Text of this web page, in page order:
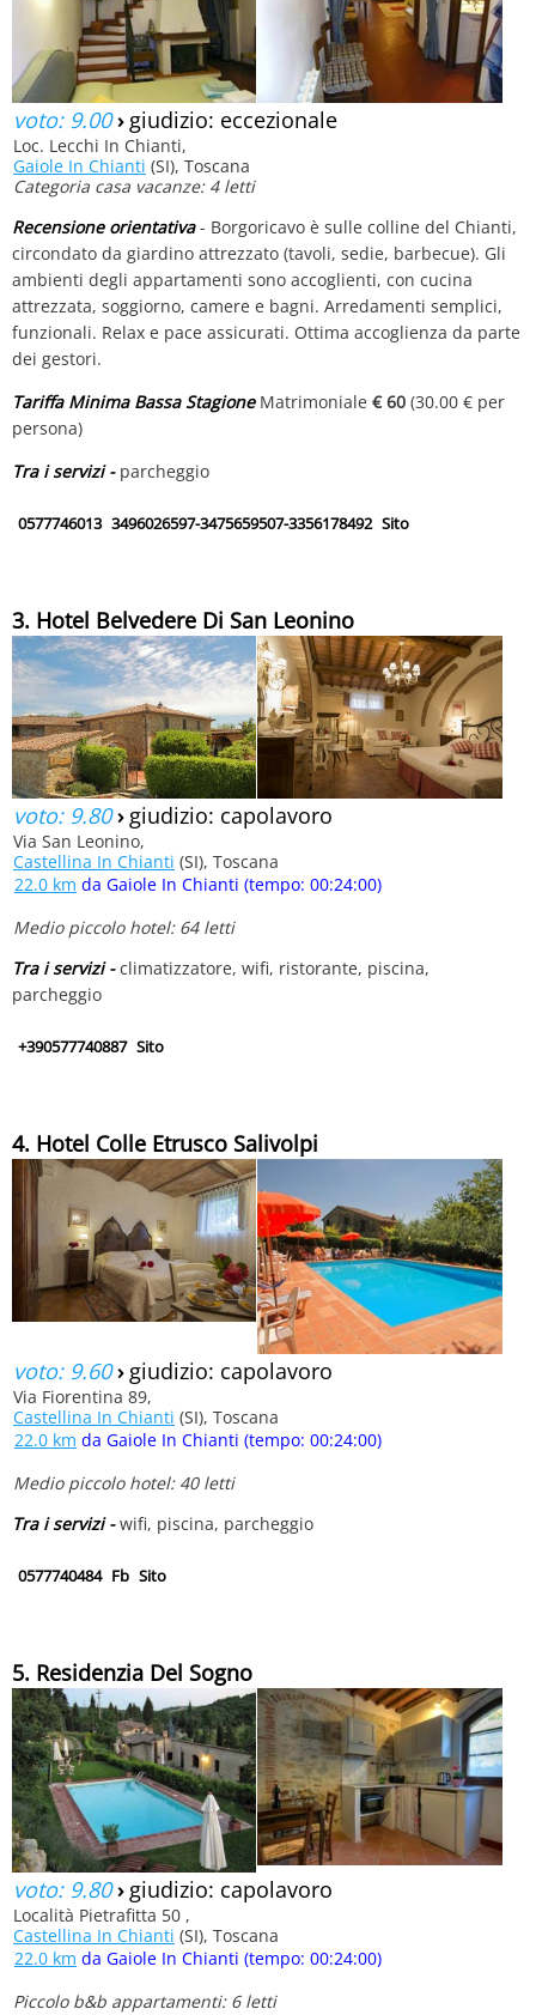
voto: 9.00› giudizio: eccezionale
Loc. Lecchi In Chianti,
Gaiole In Chianti (SI), Toscana
Categoria casa vacanze: 4 letti
Recensione orientativa- Borgoricavo è sulle colline del Chianti,
circondato da giardino attrezzato (tavoli, sedie, barbecue). Gli
ambienti degli appartamenti sono accoglienti, con cucina
attrezzata, soggiorno, camere e bagni. Arredamenti semplici,
funzionali. Relax e pace assicurati. Ottima accoglienza da parte
dei gestori.
Tariffa Minima Bassa StagioneMatrimoniale € 60 (30.00 € per
persona)
Tra i servizi - parcheggio
0577746013 3496026597-3475659507-3356178492 Sito
3. Hotel Belvedere Di San Leonino
voto: 9.80› giudizio: capolavoro
Via San Leonino,
Castellina In Chianti (SI), Toscana
22.0 km da Gaiole In Chianti (tempo: 00:24:00)
Medio piccolo hotel: 64 letti
Tra i servizi -climatizzatore, wifi, ristorante, piscina,
parcheggio
+390577740887 Sito
4. Hotel Colle Etrusco Salivolpi
voto: 9.60› giudizio: capolavoro
Via Fiorentina 89,
Castellina In Chianti (SI), Toscana
22.0 km da Gaiole In Chianti (tempo: 00:24:00)
Medio piccolo hotel: 40 letti
Tra i servizi -wifi, piscina, parcheggio
0577740484 Fb Sito
5. Residenzia Del Sogno
voto: 9.80› giudizio: capolavoro
Località Pietrafitta 50 ,
Castellina In Chianti (SI), Toscana
22.0 km da Gaiole In Chianti (tempo: 00:24:00)
Piccolo b&b appartamenti: 6 letti